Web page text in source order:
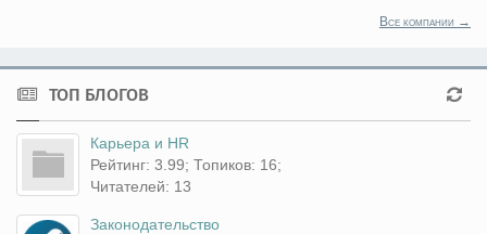
Все компании →
ТОП БЛОГОВ
Карьера и HR
Рейтинг: 3.99; Топиков: 16;
Читателей: 13
Законодательство